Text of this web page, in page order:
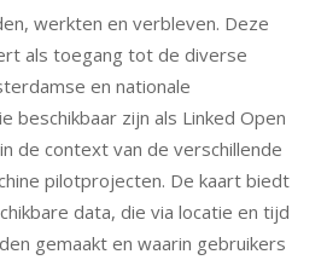
werkten en verbleven. Deze
als toegang tot de diverse
en nationale
beschikbaar zijn als Linked Open
de context van de verschillende
pilotprojecten. De kaart biedt
data, die via locatie en tijd
gemaakt en waarin gebruikers